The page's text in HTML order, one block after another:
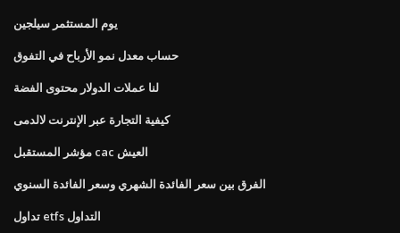
يوم المستثمر سيلجين
حساب معدل نمو الأرباح في التفوق
لنا عملات الدولار محتوى الفضة
كيفية التجارة عبر الإنترنت لالدمى
مؤشر المستقبل cac العيش
الفرق بين سعر الفائدة الشهري وسعر الفائدة السنوي
تداول etfs التداول